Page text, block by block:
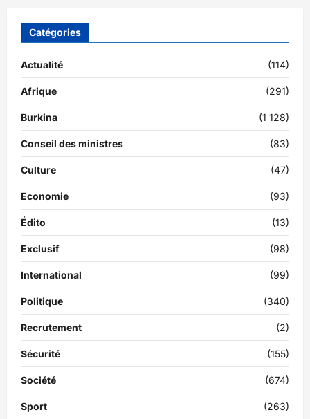
Catégories
Actualité (114)
Afrique (291)
Burkina (1 128)
Conseil des ministres (83)
Culture (47)
Economie (93)
Édito (13)
Exclusif (98)
International (99)
Politique (340)
Recrutement (2)
Sécurité (155)
Société (674)
Sport (263)